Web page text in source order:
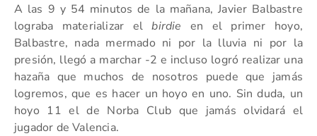
A las 9 y 54 minutos de la mañana, Javier Balbastre
lograba materializar elbirdie en el primer hoyo,
Balbastre, nada mermado ni por la lluvia ni por la
presión, llegó a marchar -2 e incluso logró realizar una
hazaña que muchos de nosotros puede que jamás
logremos, que es hacer un hoyo en uno. Sin duda, un
hoyo 11 el de Norba Club que jamás olvidará el
jugador de Valencia.